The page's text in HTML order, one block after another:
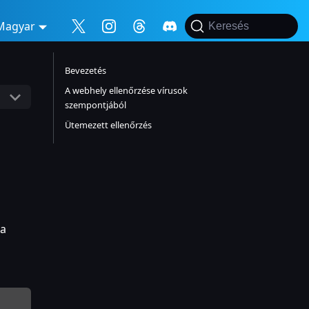
Keresés
Bevezetés
A webhely ellenőrzése vírusok
szempontjából
Ütemezett ellenőrzés